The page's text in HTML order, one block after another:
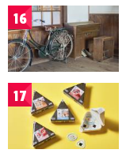
16
17